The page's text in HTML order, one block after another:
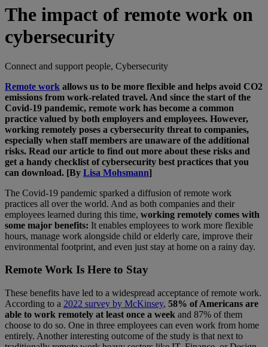
The impact of remote work on
cybersecurity
Connect and support people, Cybersecurity
Remote work allows us to be more flexible and helps avoid CO2
emissions from work-related travel. And since the start of the
Covid-19 pandemic, remote work has become a common
practice valued by both employers and employees. However,
working remotely poses a cybersecurity threat to companies,
especially when staff members are unaware of the additional
risks. Read our article to find out more about these risks and
get a handy checklist of cybersecurity best practices that you
can download. [By Lisa Mohsmann]
The Covid-19 pandemic sparked a diffusion of remote work
practices all over the world. And as both companies and their
employees learned during this time, working remotely comes with
some major benefits: It enables employees to work more flexible
hours, manage work alongside child or elderly care, improve their
environmental footprint, and even just stay at home on a rainy day.
Remote Work Is Here to Stay
These benefits have led to a widespread acceptance of remote work.
According to a 2022 survey by McKinsey, 58% of Americans are
able to work remotely at least once a week and 87% of them
choose to do so. One in three employees can even work from home
entirely. Another interesting outcome of the study is that next to